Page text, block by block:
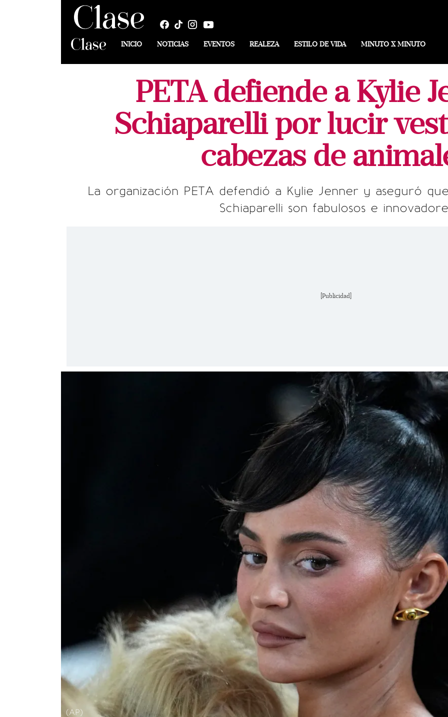
INICIO NOTICIAS EVENTOS REALEZA ESTILO DE VIDA MINUTO X MINUTO
PETA defiende a Kylie
Schiaparelli por lucir
cabezas de
La organización PETA defendió a Kylie Jenner y aseguró
Schiaparelli son fabulosos e
[Publicidad]
(AP)